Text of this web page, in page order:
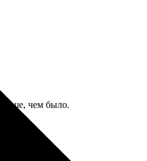
чем было.